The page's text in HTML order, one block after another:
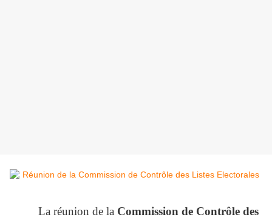
La réunion de la Commission de Contrôle des